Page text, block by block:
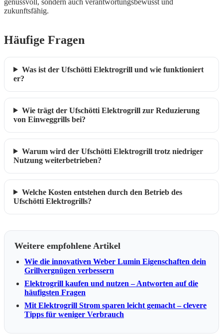
zukunftsfähig.
Häufige Fragen
Was ist der Ufschötti Elektrogrill und wie funktioniert
er?
Wie trägt der Ufschötti Elektrogrill zur Reduzierung
von Einweggrills bei?
Warum wird der Ufschötti Elektrogrill trotz niedriger
Nutzung weiterbetrieben?
Welche Kosten entstehen durch den Betrieb des
Ufschötti Elektrogrills?
Weitere empfohlene Artikel
Wie die innovativen Weber Lumin Eigenschaften dein
Grillvergnügen verbessern
Elektrogrill kaufen und nutzen – Antworten auf die
häufigsten Fragen
Mit Elektrogrill Strom sparen leicht gemacht – clevere
Tipps für weniger Verbrauch